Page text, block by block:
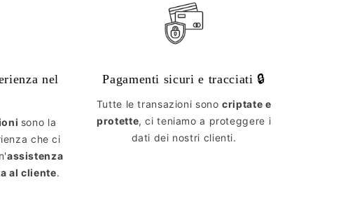
nel
sono la
che ci
assistenza
al cliente.
Pagamenti sicuri e tracciati 🔒
Tutte le transazioni sonocriptate e
protette, ci teniamo a proteggere i
dati dei nostri clienti.